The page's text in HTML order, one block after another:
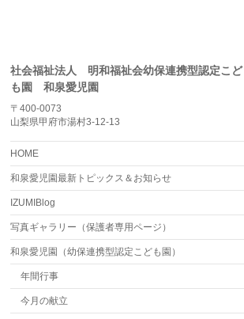
社会福祉法人 明和福祉会幼保連携型認定こど
も園 和泉愛児園
〒400-0073
山梨県甲府市湯村3-12-13
HOME
和泉愛児園最新トピックス＆お知らせ
IZUMIBlog
写真ギャラリー（保護者専用ページ）
和泉愛児園（幼保連携型認定こども園）
年間行事
今月の献立